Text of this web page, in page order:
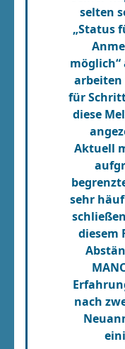
selten
„Status
möglich“
arbeiten
für
diese
Aktuell
sehr
diesem
nach